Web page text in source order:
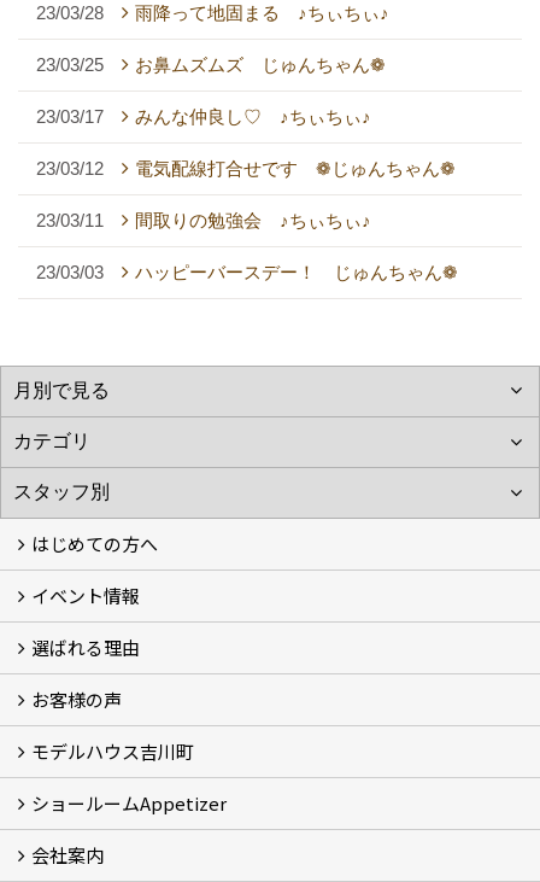
23/03/28 雨降って地固まる ♪ちぃちぃ♪
23/03/25 お鼻ムズムズ じゅんちゃん❁
23/03/17 みんな仲良し♡ ♪ちぃちぃ♪
23/03/12 電気配線打合せです ❁じゅんちゃん❁
23/03/11 間取りの勉強会 ♪ちぃちぃ♪
23/03/03 ハッピーバースデー！ じゅんちゃん❁
はじめての方へ
フォトギャラリー
性能について
自然素材のお家
オーナー様のおうち訪問
イベント情報
イベント情報
選ばれる理由
5つのやさしさ宣言
3つのプロ宣言
お家づくりスケジュール
お客様の声
お客様の声
モデルハウス吉川町
吉川町モデルハウス
ショールームAppetizer
Appetizer(ショールーム)
Appetizer(レンタルスペース)
会社案内